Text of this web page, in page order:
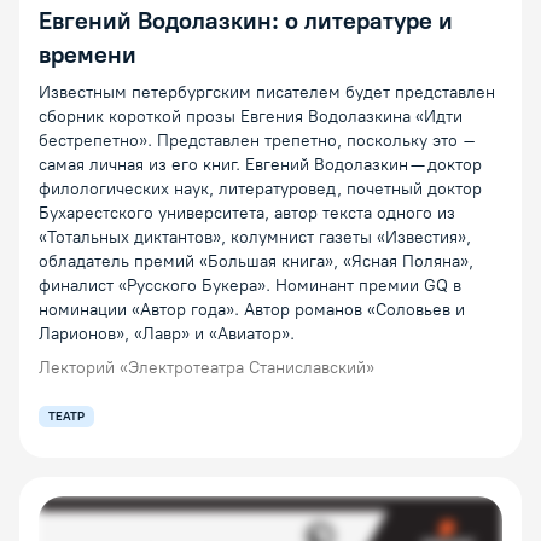
Евгений Водолазкин: о литературе и
времени
Известным петербургским писателем будет представлен
сборник короткой прозы Евгения Водолазкина «Идти
бестрепетно». Представлен трепетно, поскольку это –
самая личная из его книг. Евгений Водолазкин — доктор
филологических наук, литературовед, почетный доктор
Бухарестского университета, автор текста одного из
«Тотальных диктантов», колумнист газеты «Известия»,
обладатель премий «Большая книга», «Ясная Поляна»,
финалист «Русского Букера». Номинант премии GQ в
номинации «Автор года». Автор романов «Соловьев и
Ларионов», «Лавр» и «Авиатор».
Лекторий «Электротеатра Станиславский»
ТЕАТР